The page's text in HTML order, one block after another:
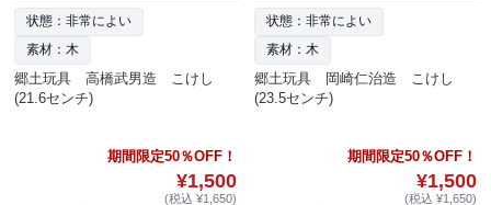
状態：非常によい
素材：木
郷土玩具 高橋武男造 こけし
(21.6センチ)
期間限定50％OFF！
¥1,500
(税込 ¥1,650)
状態：非常によい
素材：木
郷土玩具 岡崎仁治造 こけし
(23.5センチ)
期間限定50％OFF！
¥1,500
(税込 ¥1,650)